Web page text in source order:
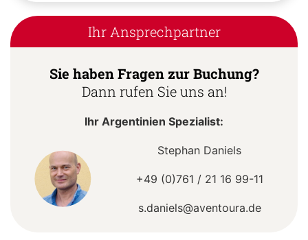
Ihr Ansprechpartner
Sie haben Fragen zur Buchung?
Dann rufen Sie uns an!
Ihr Argentinien Spezialist:
Stephan Daniels
+49 (0)761 / 21 16 99-11
s.daniels@aventoura.de